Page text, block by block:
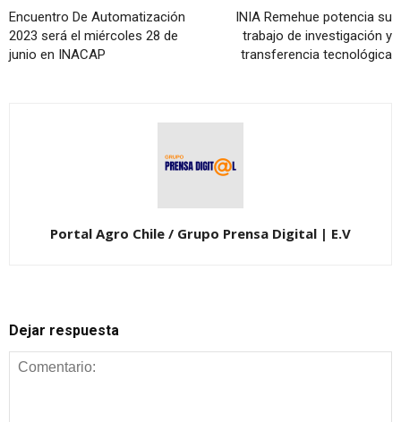
Encuentro De Automatización
2023 será el miércoles 28 de
junio en INACAP
INIA Remehue potencia su
trabajo de investigación y
transferencia tecnológica
Portal Agro Chile / Grupo Prensa Digital | E.V
Dejar respuesta